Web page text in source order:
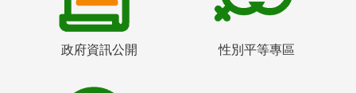
政府資訊公開 性別平等專區